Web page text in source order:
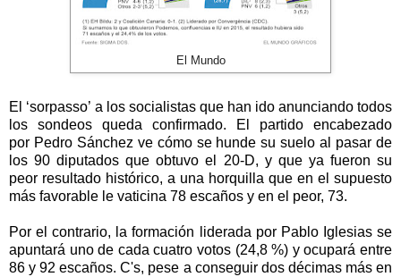
El Mundo
El ‘sorpasso’ a los socialistas que han ido anunciando todos
los sondeos queda confirmado. El partido encabezado
por Pedro Sánchez ve cómo se hunde su suelo al pasar de
los 90 diputados que obtuvo el 20-D, y que ya fueron su
peor resultado histórico, a una horquilla que en el supuesto
más favorable le vaticina 78 escaños y en el peor, 73.
Por el contrario, la formación liderada por Pablo Iglesias se
apuntará uno de cada cuatro votos (24,8 %) y ocupará entre
86 y 92 escaños. C's, pese a conseguir dos décimas más en